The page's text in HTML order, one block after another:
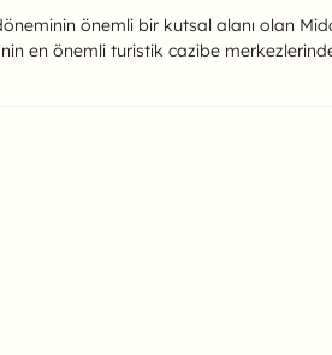
önemli bir kutsal alanı olan
en önemli turistik cazibe